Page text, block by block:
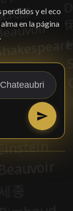
perdidos y el eco
en la página